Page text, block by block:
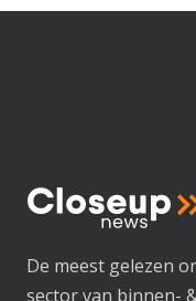
De meest gelezen
sector van binnen-